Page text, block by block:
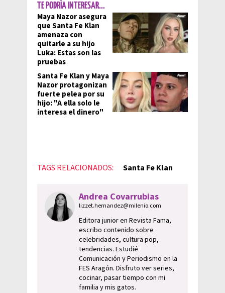
TE PODRÍA INTERESAR...
Maya Nazor asegura
que Santa Fe Klan
amenaza con
quitarle a su hijo
Luka: Estas son las
pruebas
Santa Fe Klan y Maya
Nazor protagonizan
fuerte pelea por su
hijo: "A ella solo le
interesa el dinero"
TAGS RELACIONADOS: Santa Fe Klan
Andrea Covarrubias
lizzet.hernandez@milenio.com
Editora junior en Revista Fama,
escribo contenido sobre
celebridades, cultura pop,
tendencias. Estudié
Comunicación y Periodismo en la
FES Aragón. Disfruto ver series,
cocinar, pasar tiempo con mi
familia y mis gatos.